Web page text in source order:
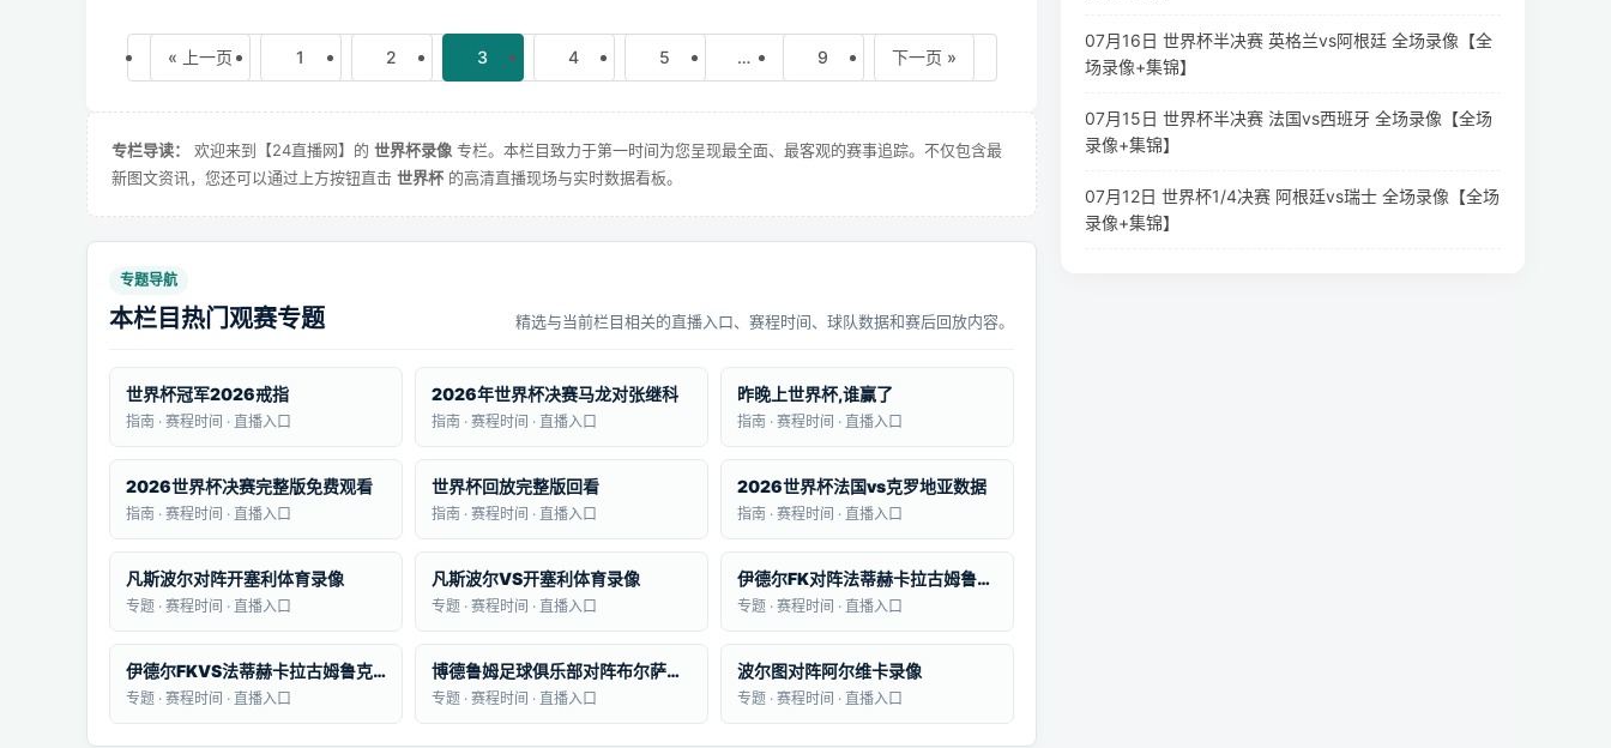
« 上一页 1 2 3 4 5 … 9 下一页 »
专栏导读： 欢迎来到【24直播网】的 世界杯录像 专栏。本栏目致力于第一时间为您呈现最全面、最客观的赛事追踪。不仅包含最
新图文资讯，您还可以通过上方按钮直击 世界杯 的高清直播现场与实时数据看板。
专题导航
本栏目热门观赛专题 精选与当前栏目相关的直播入口、赛程时间、球队数据和赛后回放内容。
世界杯冠军2026戒指
指南 · 赛程时间 · 直播入口
2026年世界杯决赛马龙对张继科
指南 · 赛程时间 · 直播入口
昨晚上世界杯,谁赢了
指南 · 赛程时间 · 直播入口
2026世界杯决赛完整版免费观看
指南 · 赛程时间 · 直播入口
世界杯回放完整版回看
指南 · 赛程时间 · 直播入口
2026世界杯法国vs克罗地亚数据
指南 · 赛程时间 · 直播入口
凡斯波尔对阵开塞利体育录像
专题 · 赛程时间 · 直播入口
凡斯波尔VS开塞利体育录像
专题 · 赛程时间 · 直播入口
伊德尔FK对阵法蒂赫卡拉古姆鲁克录像
专题 · 赛程时间 · 直播入口
伊德尔FKVS法蒂赫卡拉古姆鲁克录像
专题 · 赛程时间 · 直播入口
博德鲁姆足球俱乐部对阵布尔萨体育录像
专题 · 赛程时间 · 直播入口
波尔图对阵阿尔维卡录像
专题 · 赛程时间 · 直播入口
07月16日 世界杯半决赛 英格兰vs阿根廷 全场录像【全
场录像+集锦】
07月15日 世界杯半决赛 法国vs西班牙 全场录像【全场
录像+集锦】
07月12日 世界杯1/4决赛 阿根廷vs瑞士 全场录像【全场
录像+集锦】